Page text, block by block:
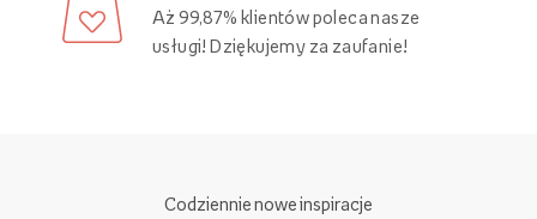
Aż 99,87% klientów poleca nasze
usługi! Dziękujemy za zaufanie!
Codziennie nowe inspiracje